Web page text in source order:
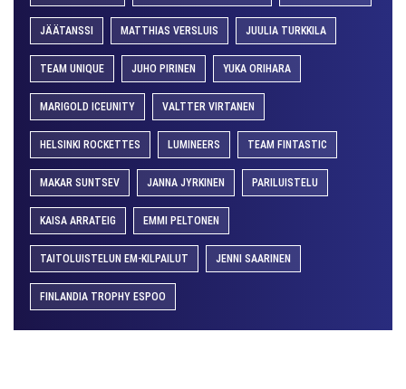
JÄÄTANSSI MATTHIAS VERSLUIS JUULIA TURKKILA
TEAM UNIQUE JUHO PIRINEN YUKA ORIHARA
MARIGOLD ICEUNITY VALTTER VIRTANEN
HELSINKI ROCKETTES LUMINEERS TEAM FINTASTIC
MAKAR SUNTSEV JANNA JYRKINEN PARILUISTELU
KAISA ARRATEIG EMMI PELTONEN
TAITOLUISTELUN EM-KILPAILUT JENNI SAARINEN
FINLANDIA TROPHY ESPOO